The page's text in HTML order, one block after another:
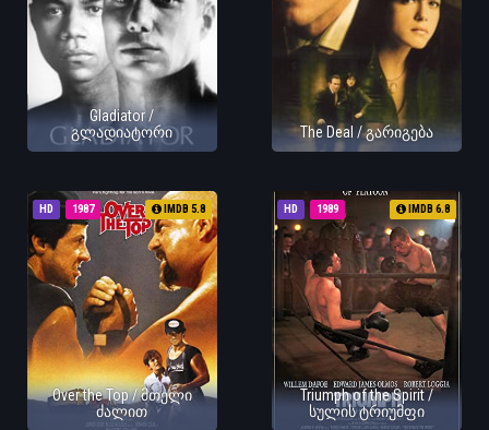
Gladiator /
გლადიატორი
The Deal / გარიგება
HD 1987 IMDB 5.8
Over the Top / მთელი
ძალით
HD 1989 IMDB 6.8
Triumph of the Spirit /
სულის ტრიუმფი